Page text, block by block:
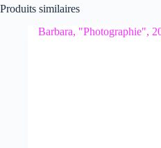
Produits similaires